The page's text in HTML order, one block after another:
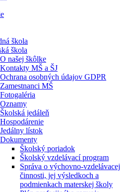
škola
škola
O našej škôlke
Kontakty MŠ a ŠJ
Ochrana osobných údajov GDPR
Zamestnanci MŠ
Fotogaléria
Oznamy
Školská jedáleň
Hospodárenie
Jedálny lístok
Dokumenty
Školský poriadok
Školský vzdelávací program
Správa o výchovno-vzdelávacej
činnosti, jej výsledkoch a
podmienkach materskej školy